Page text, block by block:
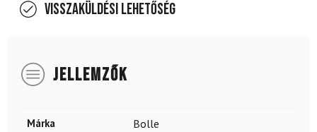
Visszaküldési lehetőség
JELLEMZŐK
Márka Bolle